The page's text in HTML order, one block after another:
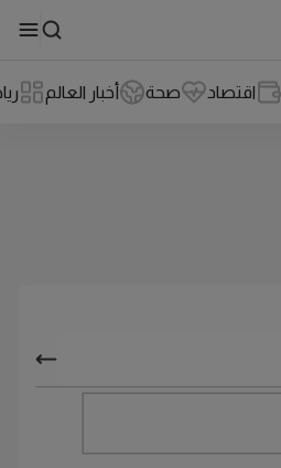
اقتصاد صحة أخبار العالم